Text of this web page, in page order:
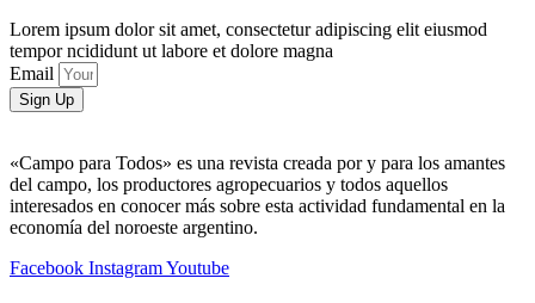
Lorem ipsum dolor sit amet, consectetur adipiscing elit eiusmod
tempor ncididunt ut labore et dolore magna
Email
Sign Up
«Campo para Todos» es una revista creada por y para los amantes
del campo, los productores agropecuarios y todos aquellos
interesados en conocer más sobre esta actividad fundamental en la
economía del noroeste argentino.
Facebook InstagramYoutube